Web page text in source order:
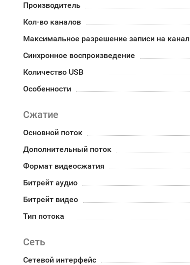
Производитель
Кол-во каналов
Максимальное разрешение записи на канал
Синхронное воспроизведение
Количество USB
Особенности
Сжатие
Основной поток
Дополнительный поток
Формат видеосжатия
Битрейт аудио
Битрейт видео
Тип потока
Сеть
Сетевой интерфейс